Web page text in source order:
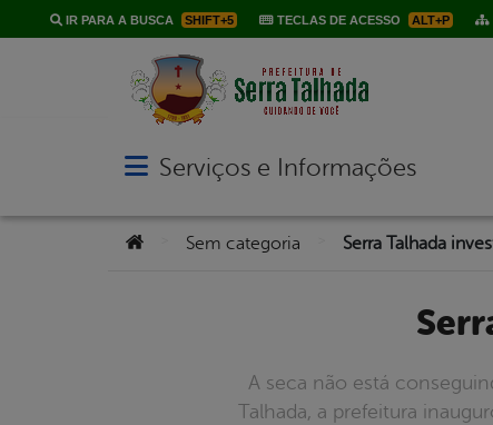
IR PARA A BUSCA SHIFT+5 TECLAS DE ACESSO ALT+P
Abrir menu principal de navegação
Serviços e Informações
Você está aqui:Sem categoria Serra Talhada
A seca não está
Talhada, a prefeitura